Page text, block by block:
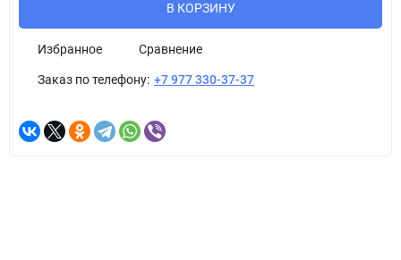
В КОРЗИНУ
Избранное Сравнение
Заказ по телефону: +7 977 330-37-37